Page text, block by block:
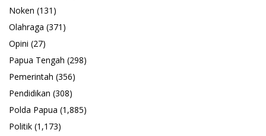
Noken (131)
Olahraga (371)
Opini (27)
Papua Tengah (298)
Pemerintah (356)
Pendidikan (308)
Polda Papua (1,885)
Politik (1,173)